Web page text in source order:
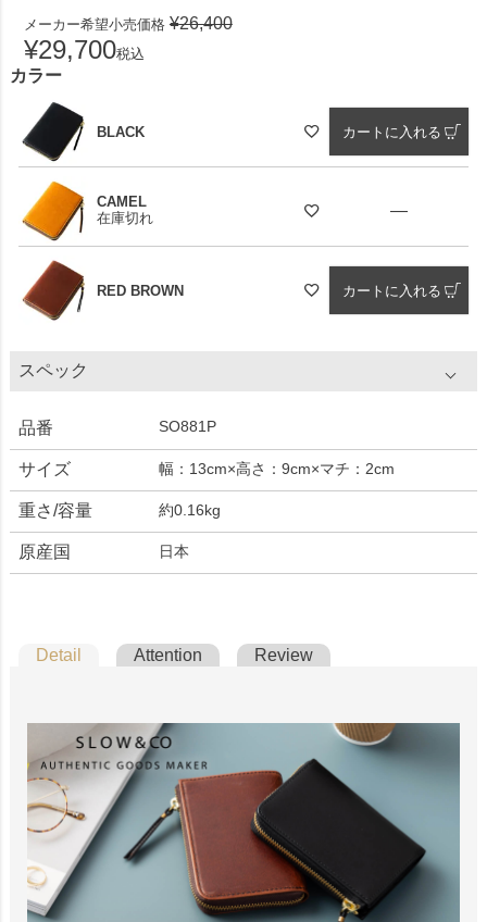
メーカー希望小売価格 ¥26,400
¥29,700税込
カラー
BLACK カートに入れる
CAMEL
在庫切れ
—
RED BROWN カートに入れる
スペック
品番 SO881P
サイズ 幅：13cm×高さ：9cm×マチ：2cm
重さ/容量 約0.16kg
原産国 日本
Detail Attention Review